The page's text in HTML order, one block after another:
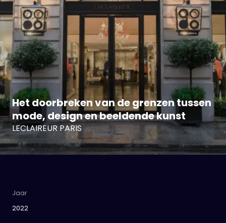
LECLAIREUR PARIS
Het doorbreken van de grenzen tussen
mode, design en beeldende kunst
Jaar
2022